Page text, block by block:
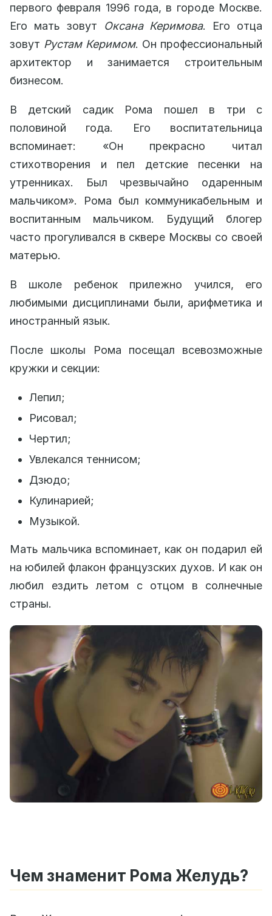
первого февраля 1996 года, в городе Москве.
Его мать зовут
Оксана Керимова. Его отца
зовут Рустам Керимом. Он профессиональный
архитектор и занимается строительным
бизнесом.
В детский садик Рома пошел в три с
половиной года. Его воспитательница
вспоминает: «Он прекрасно читал
стихотворения и пел детские песенки на
утренниках. Был чрезвычайно одаренным
мальчиком». Рома был коммуникабельным и
воспитанным мальчиком. Будущий блогер
часто прогуливался в сквере Москвы со своей
матерью.
В школе ребенок прилежно учился, его
любимыми дисциплинами были, арифметика и
иностранный язык.
После школы Рома посещал всевозможные
кружки и секции:
Лепил;
Рисовал;
Чертил;
Увлекался теннисом;
Дзюдо;
Кулинарией;
Музыкой.
Мать мальчика вспоминает, как он подарил ей
на юбилей флакон французских духов. И как он
любил ездить летом с отцом в солнечные
страны.
Чем знаменит Рома Желудь?